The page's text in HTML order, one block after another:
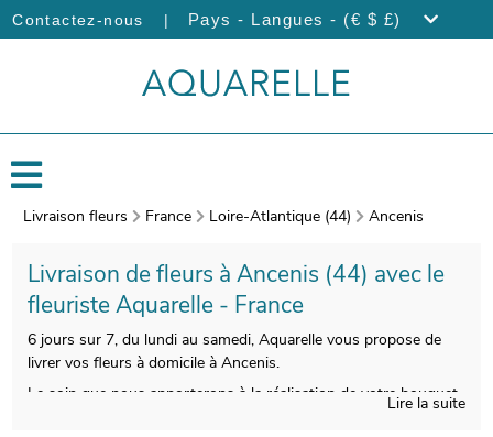
Contactez-nous | Pays - Langues - (€ $ £)
Livraison fleurs France Loire-Atlantique (44) Ancenis
Livraison de fleurs à Ancenis (44) avec le
fleuriste Aquarelle - France
6 jours sur 7, du lundi au samedi, Aquarelle vous propose de
livrer vos fleurs à domicile à Ancenis.
Le soin que nous apporterons à la réalisation de votre bouquet
Lire la suite